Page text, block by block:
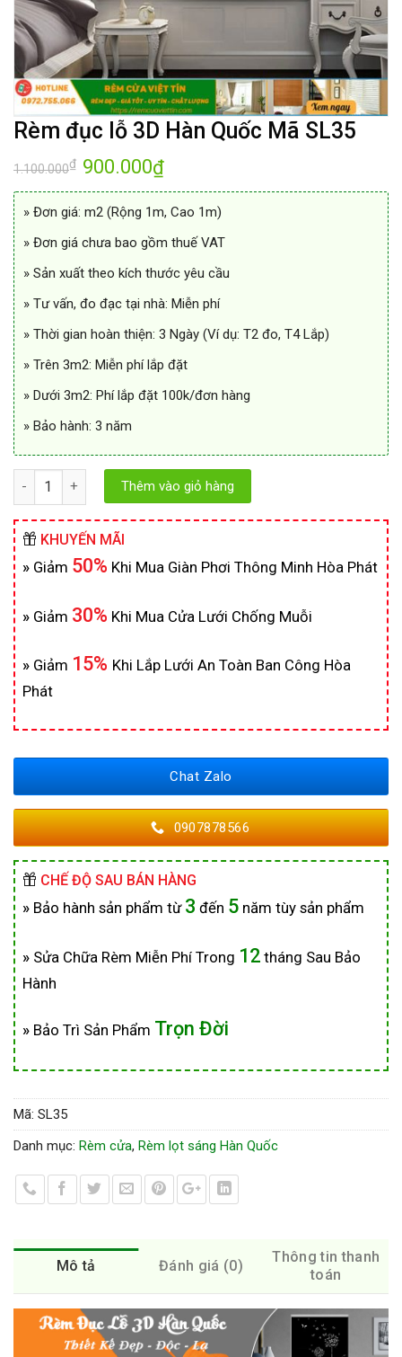
Rèm đục lỗ 3D Hàn Quốc Mã SL35
1.100.000₫ Giá
gốc
900.000₫Giá
900.000₫.
» Đơn giá: m2 (Rộng 1m, Cao 1m)
» Đơn giá chưa bao gồm thuế VAT
» Sản xuất theo kích thước yêu cầu
» Tư vấn, đo đạc tại nhà: Miễn phí
» Thời gian hoàn thiện: 3 Ngày (Ví dụ: T2 đo, T4 Lắp)
» Trên 3m2: Miễn phí lắp đặt
» Dưới 3m2: Phí lắp đặt 100k/đơn hàng
» Bảo hành: 3 năm
Số lượng Thêm vào giỏ hàng
KHUYẾN MÃI
» Giảm 50% Khi Mua Giàn Phơi Thông Minh Hòa Phát
» Giảm 30% Khi Mua Cửa Lưới Chống Muỗi
» Giảm 15% Khi Lắp Lưới An Toàn Ban Công Hòa
Phát
Chat Zalo
0907878566
CHẾ ĐỘ SAU BÁN HÀNG
» Bảo hành sản phẩm từ 3 đến 5 năm tùy sản phẩm
» Sửa Chữa Rèm Miễn Phí Trong 12 tháng Sau Bảo
Hành
» Bảo Trì Sản Phẩm Trọn Đời
Mã: SL35
Danh mục: Rèm cửa, Rèm lọt sáng Hàn Quốc
Mô tả Đánh giá (0)
Thông tin thanh
toán